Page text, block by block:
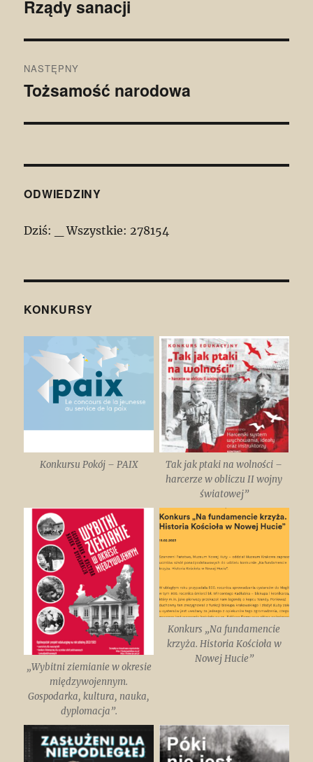
Poprzedni
Rządy sanacji
NASTĘPNY
Następny
Tożsamość narodowa
ODWIEDZINY
Dziś: Wszystkie: 278154
KONKURSY
Konkursu Pokój – PAIX
Tak jak ptaki na wolności –
harcerze w obliczu II wojny
światowej”
„Wybitni ziemianie w okresie
międzywojennym.
Gospodarka, kultura, nauka,
dyplomacja”.
Konkurs „Na fundamencie
krzyża. Historia Kościoła w
Nowej Hucie”